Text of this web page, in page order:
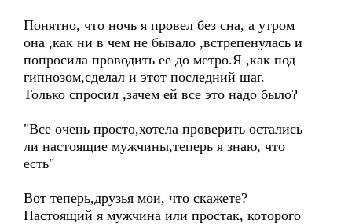
Понятно, что ночь я провел без сна, а утром
она ,как ни в чем не бывало ,встрепенулась и
попросила проводить ее до метро.Я ,как под
гипнозом,сделал и этот последний шаг.
Только спросил ,зачем ей все это надо было?
"Все очень просто,хотела проверить остались
ли настоящие мужчины,теперь я знаю, что
есть"
Вот теперь,друзья мои, что скажете?
Настоящий я мужчина или простак, которого